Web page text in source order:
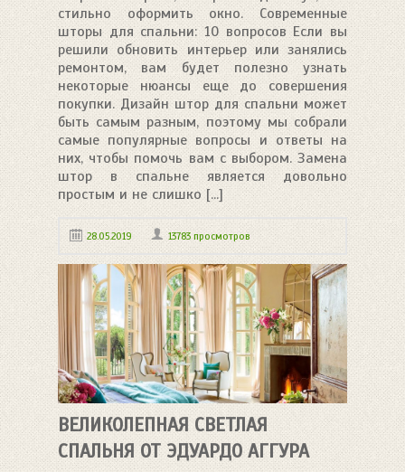
стильно оформить окно. Современные
шторы для спальни: 10 вопросов Если вы
решили обновить интерьер или занялись
ремонтом, вам будет полезно узнать
некоторые нюансы еще до совершения
покупки. Дизайн штор для спальни может
быть самым разным, поэтому мы собрали
самые популярные вопросы и ответы на
них, чтобы помочь вам с выбором. Замена
штор в спальне является довольно
простым и не слишко [...]
28.05.2019 13783 просмотров
ВЕЛИКОЛЕПНАЯ СВЕТЛАЯ
СПАЛЬНЯ ОТ ЭДУАРДО АГГУРА